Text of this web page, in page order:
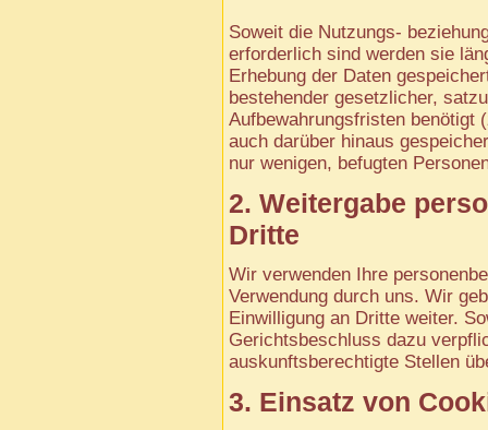
Soweit die Nutzungs-
erforderlich sind werden sie
Erhebung der Daten
bestehender gesetzlicher,
Aufbewahrungsfristen benötigt
auch darüber hinaus
nur wenigen, befugten
2. Weitergabe
Dritte
Wir verwenden Ihre
Verwendung durch uns. Wir
Einwilligung an Dritte weiter.
Gerichtsbeschluss dazu
auskunftsberechtigte Stellen
3. Einsatz von